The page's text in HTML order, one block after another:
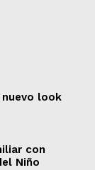
nuevo look
con
Niño